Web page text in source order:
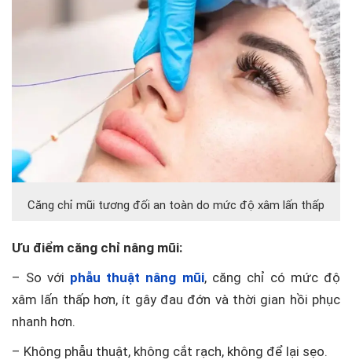
Căng chỉ mũi tương đối an toàn do mức độ xâm lấn thấp
Ưu điểm căng chỉ nâng mũi:
– So với phẫu thuật nâng mũi, căng chỉ có mức độ
xâm lấn thấp hơn, ít gây đau đớn và thời gian hồi phục
nhanh hơn.
– Không phẫu thuật, không cắt rạch, không để lại sẹo.